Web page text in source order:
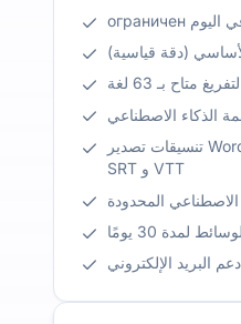
(دقة قياسية)
متاح بـ 63 لغة
الذكاء الاصطناعي
تنسيقات تصدير Word و CSV و PDF و TXT و
SRT و VTT
المحدودة
لمدة 30 يومًا
دعم البريد الإلكتروني